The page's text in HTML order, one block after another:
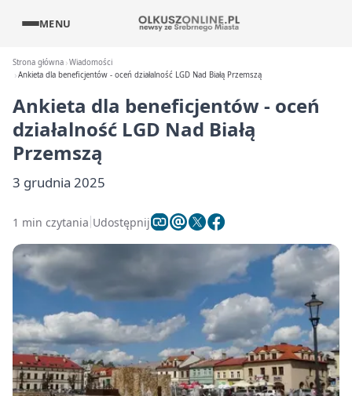
MENU
Strona główna Wiadomości
Ankieta dla beneficjentów - oceń działalność LGD Nad Białą Przemszą
Ankieta dla beneficjentów - oceń
działalność LGD Nad Białą
Przemszą
3 grudnia 2025
1 min czytania Udostępnij